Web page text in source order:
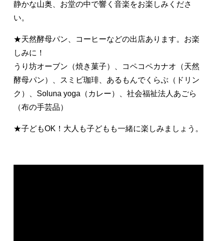
静かな山奥、お堂の中で響く音楽をお楽しみくださ
い。
★天然酵母パン、コーヒーなどの出店あります。お楽
しみに！
うり坊オーブン（焼き菓子）、コペコペカナオ（天然
酵母パン）、スミビ珈琲、あるもんでくらぶ（ドリン
ク）、Soluna yoga（カレー）、社会福祉法人あごら
（布の手芸品）
★子どもOK！大人も子どもも一緒に楽しみましょう。